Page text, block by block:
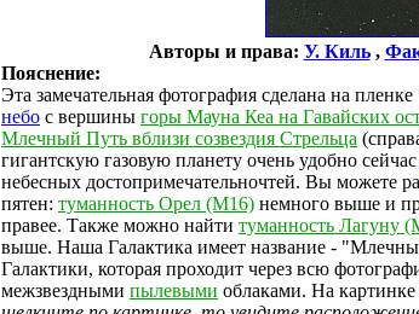
Авторы и права: У. Киль,
Пояснение:
Эта замечательная фотография сделана на
небо с вершины горы Мауна Кеа на Гавайских
Млечный Путь вблизи созвездия Стрельца
гигантскую газовую планету очень удобно сейчас
небесных достопримечательночтей. Вы можете
пятен: туманность Орел (M16) немного выше и
правее. Также можно найти туманность Лагуну
выше. Наша Галактика имеет название -
Галактики, которая проходит через всю
межзвездными пылевыми облаками. На